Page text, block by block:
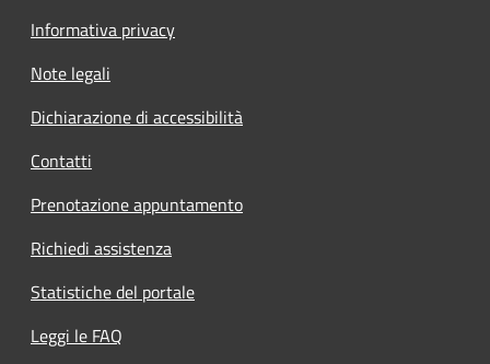
Informativa privacy
Note legali
Dichiarazione di accessibilità
Contatti
Prenotazione appuntamento
Richiedi assistenza
Statistiche del portale
Leggi le FAQ